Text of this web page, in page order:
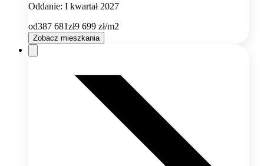
Oddanie: I kwartał 2027
od387 681zł9 699 zł/m2
Zobacz mieszkania